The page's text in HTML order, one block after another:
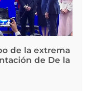
de la extrema
de De la